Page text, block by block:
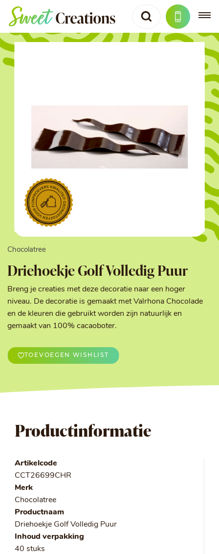
Chocolatree
Driehoekje Golf Volledig Puur
Breng je creaties met deze decoratie naar een hoger
niveau. De decoratie is gemaakt met Valrhona Chocolade
en de kleuren die gebruikt worden zijn natuurlijk en
gemaakt van 100% cacaoboter.
TOEVOEGEN WISHLIST
Productinformatie
Artikelcode
CCT26699CHR
Merk
Chocolatree
Productnaam
Driehoekje Golf Volledig Puur
Inhoud verpakking
40 stuks